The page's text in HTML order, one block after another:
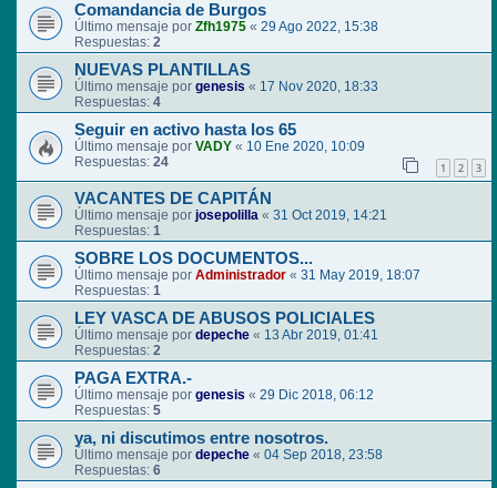
Comandancia de Burgos
Último mensaje por Zfh1975 « 29 Ago 2022, 15:38
Respuestas: 2
NUEVAS PLANTILLAS
Último mensaje por genesis « 17 Nov 2020, 18:33
Respuestas: 4
Seguir en activo hasta los 65
Último mensaje por VADY « 10 Ene 2020, 10:09
Respuestas: 24 1 2 3
VACANTES DE CAPITÁN
Último mensaje por josepolilla « 31 Oct 2019, 14:21
Respuestas: 1
SOBRE LOS DOCUMENTOS...
Último mensaje por Administrador « 31 May 2019, 18:07
Respuestas: 1
LEY VASCA DE ABUSOS POLICIALES
Último mensaje por depeche « 13 Abr 2019, 01:41
Respuestas: 2
PAGA EXTRA.-
Último mensaje por genesis « 29 Dic 2018, 06:12
Respuestas: 5
ya, ni discutimos entre nosotros.
Último mensaje por depeche « 04 Sep 2018, 23:58
Respuestas: 6